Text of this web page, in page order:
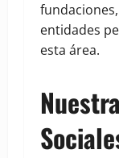
entidades
esta área.